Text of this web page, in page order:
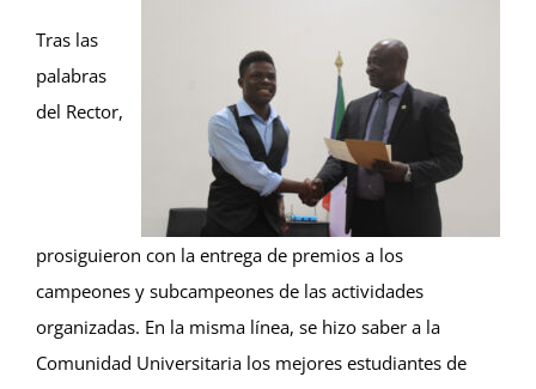
Tras las
palabras
del Rector,
prosiguieron con la entrega de premios a los
campeones y subcampeones de las actividades
organizadas. En la misma línea, se hizo saber a la
Comunidad Universitaria los mejores estudiantes de